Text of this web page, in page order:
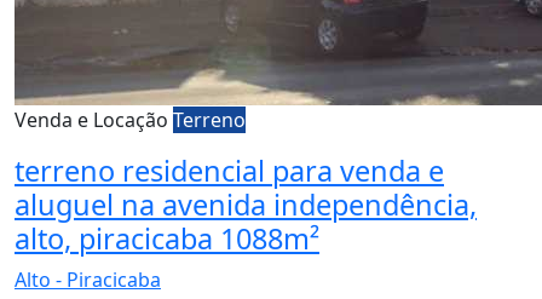
Venda e Locação Terreno
terreno residencial para venda e
aluguel na avenida independência,
alto, piracicaba 1088m²
Alto - Piracicaba